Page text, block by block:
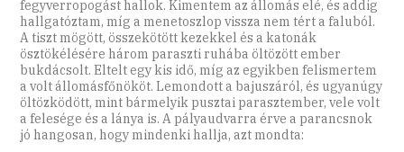
fegyverropogást hallok. Kimentem az állomás elé, és addig
hallgatóztam, míg a menetoszlop vissza nem tért a faluból.
A tiszt mögött, összekötött kezekkel és a katonák
ösztökélésére három paraszti ruhába öltözött ember
bukdácsolt. Eltelt egy kis idő, míg az egyikben felismertem
a volt állomásfőnököt. Lemondott a bajuszáról, és ugyanúgy
öltözködött, mint bármelyik pusztai parasztember, vele volt
a felesége és a lánya is. A pályaudvarra érve a parancsnok
jó hangosan, hogy mindenki hallja, azt mondta: